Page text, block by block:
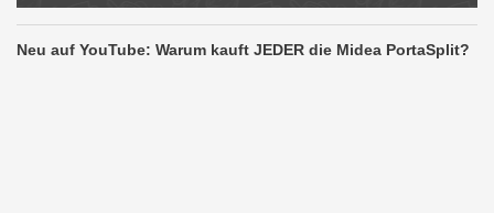
Neu auf YouTube: Warum kauft JEDER die Midea PortaSplit?